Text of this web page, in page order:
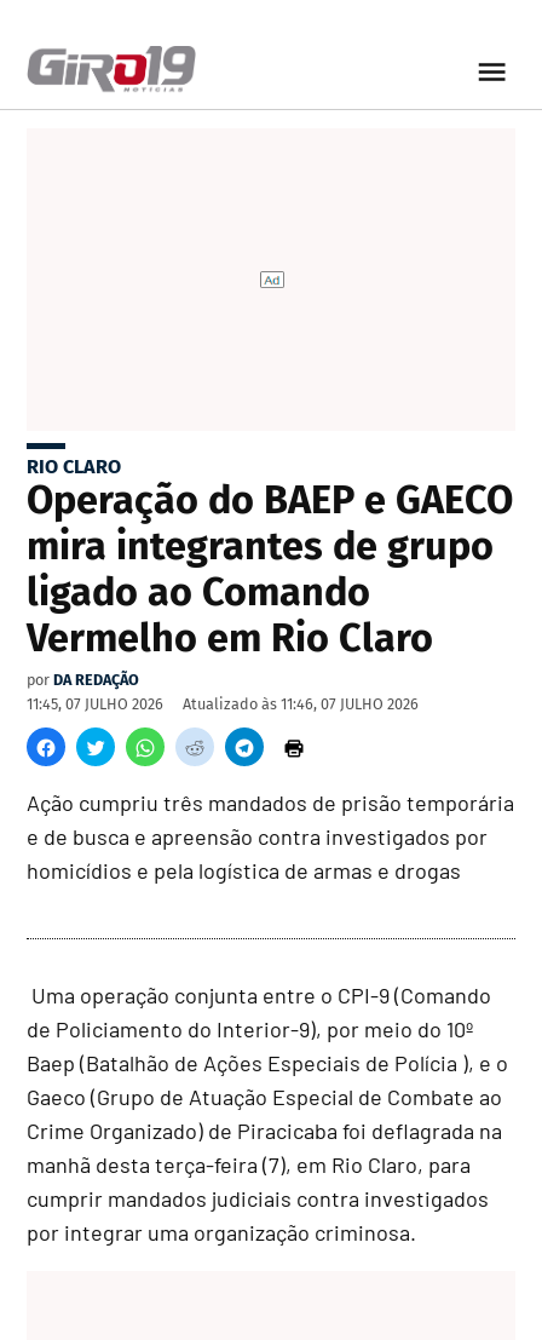
RIO CLARO
Operação do BAEP e GAECO
mira integrantes de grupo
ligado ao Comando
Vermelho em Rio Claro
por DA REDAÇÃO
11:45, 07 JULHO 2026
Atualizado às 11:46, 07 JULHO 2026
Ação cumpriu três mandados de prisão temporária
e de busca e apreensão contra investigados por
homicídios e pela logística de armas e drogas
Uma operação conjunta entre o CPI-9 (Comando
de Policiamento do Interior-9), por meio do 10º
Baep (Batalhão de Ações Especiais de Polícia ), e o
Gaeco (Grupo de Atuação Especial de Combate ao
Crime Organizado) de Piracicaba foi deflagrada na
manhã desta terça-feira (7), em Rio Claro, para
cumprir mandados judiciais contra investigados
por integrar uma organização criminosa.